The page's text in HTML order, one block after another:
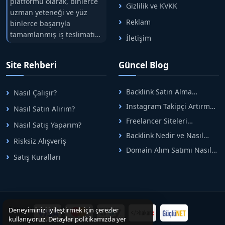
Aklınıza takılan başka sorular varsa bize mesaj
yoluyla her zaman ulaşabilirsiniz. Mesajlarınıza mesai
günleri ve saatlerinde hızlıca dönüş yapmaktayız.
ULAŞABİLİRSİNİZ
#satislar
uzman yeteneği ve yüz
binlerce başarıyla
tamamlanmış iş teslimatını
tek çatıda buluşturuyoruz.
arasındaki süreci risksiz
alışveriş sistemi ile koruyan
ticaretin güvenli
adreslerinden birisidir.
Gizlilik ve KVKK
Reklam
İletişim
Site Rehberi
Nasıl Çalışır?
Nasıl Satın Alırım?
Nasıl Satış Yaparım?
Risksiz Alışveriş
Satış Kuralları
Güncel Blog
Backlink Satın Alma
Rehberi: Güvenli SEO İçin
Doğru Adımlar
Instagram Takipçi Artırma
Yöntemleri: Organik Büyüme
Rehberi
Freelancer Siteleri
Arasında Doğru Seçim Nasıl
Yapılır
Backlink Nedir ve Nasıl
Alınır? Etkili Yöntemler
Domain Alım Satımı Nasıl
Deneyiminizi iyileştirmek için çerezler
kullanıyoruz. Detaylar politikamızda yer